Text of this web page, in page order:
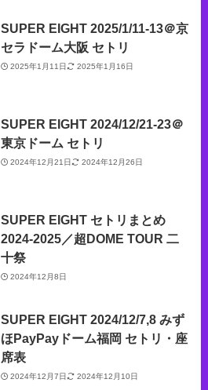
SUPER EIGHT 2025/1/11-13＠京
セラドーム大阪 セトリ
2025年1月11日 2025年1月16日
SUPER EIGHT 2024/12/21-23＠
東京ドーム セトリ
2024年12月21日 2024年12月26日
SUPER EIGHT セトリまとめ
2024-2025／超DOME TOUR 二
十祭
2024年12月8日
SUPER EIGHT 2024/12/7,8 みず
ほPayPayドーム福岡 セトリ・座
席表
2024年12月7日 2024年12月10日